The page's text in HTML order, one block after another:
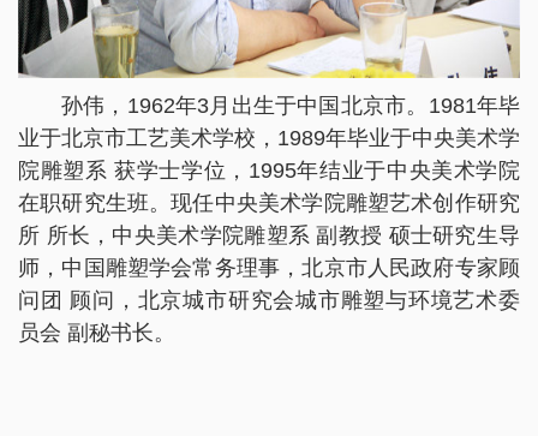
孙伟，1962年3月出生于中国北京市。1981年毕
业于北京市工艺美术学校，1989年毕业于中央美术学
院雕塑系 获学士学位，1995年结业于中央美术学院
在职研究生班。现任中央美术学院雕塑艺术创作研究
所 所长，中央美术学院雕塑系 副教授 硕士研究生导
师，中国雕塑学会常务理事，北京市人民政府专家顾
问团 顾问，北京城市研究会城市雕塑与环境艺术委
员会 副秘书长。